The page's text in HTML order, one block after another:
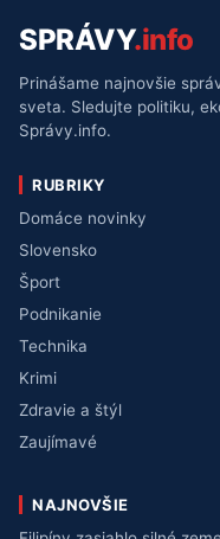
SPRÁVY.info
Prinášame najnovšie
sveta. Sledujte politiku,
Správy.info.
RUBRIKY
Domáce novinky
Slovensko
Šport
Podnikanie
Technika
Krimi
Zdravie a štýl
Zaujímavé
NAJNOVŠIE